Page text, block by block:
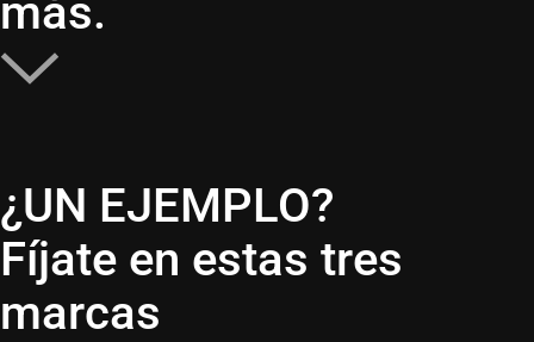
más.
¿UN EJEMPLO?
Fíjate en estas tres
marcas